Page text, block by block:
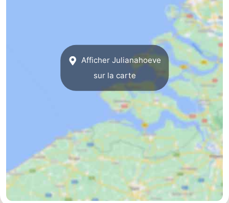
Afficher Julianahoeve
sur la carte